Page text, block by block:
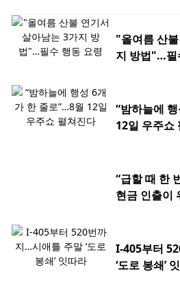
"올여름 산
지 방법"…필
“밤하늘에
12일 우주쇼
“급할 때 한
현금 인출이
I-405부터
‘도로 봉쇄’